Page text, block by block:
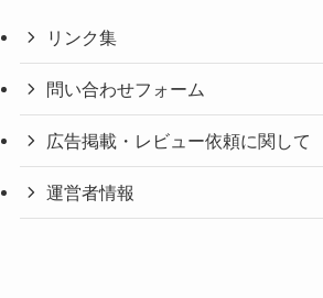
リンク集
問い合わせフォーム
広告掲載・レビュー依頼に関して
運営者情報